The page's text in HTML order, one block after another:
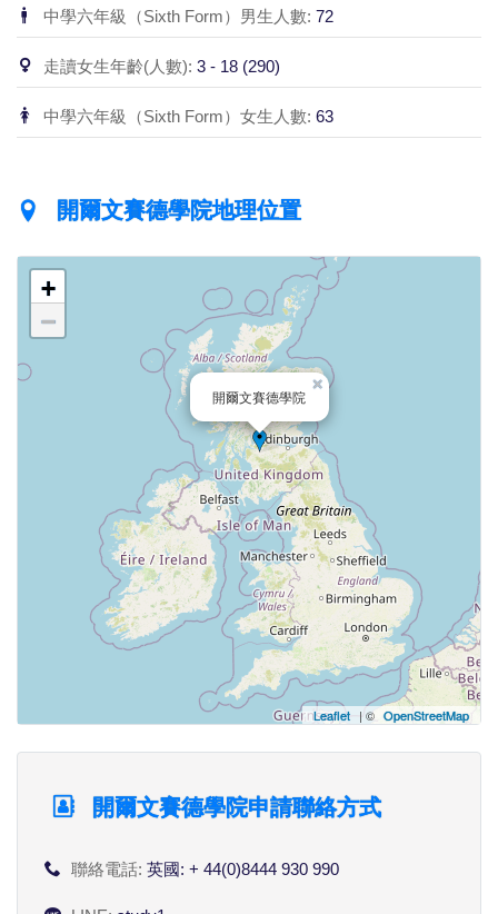
中學六年級（Sixth Form）男生人數: 72
走讀女生年齡(人數): 3 - 18 (290)
中學六年級（Sixth Form）女生人數: 63
開爾文賽德學院地理位置
開爾文賽德學院
×
+
−
Leaflet | © OpenStreetMap
開爾文賽德學院申請聯絡方式
聯絡電話: 英國: + 44(0)8444 930 990